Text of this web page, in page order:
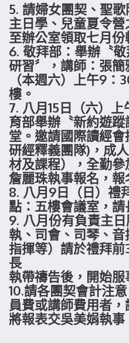
5. 請婦女團契、聖
主日學、兒童夏令
至辦公室領取七月份
6. 敬拜部：舉辦〝
研習〞，講師：張
（本週六）上午9：
樓。
7. 八月15日（六）
育部舉辦〝新約遊
堂。邀請國際讀經會
研經釋義團隊)，成
材及課程），全勤
詹麗珠執事報名，報
8. 八月9日（日）禮
點：五樓會議室，請
9. 八月份有負責主
執、司會、司琴、
指揮等）請於禮拜
長
執帶禱告後，開始服
10.請各團契會計注
員費或講師費用者
將報表交吳美娟執事